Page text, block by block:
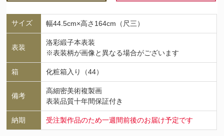
サイズ 幅44.5cm×高さ164cm（尺三）
表装
洛彩緞子本表装
※表装柄が画像と異なる場合がございます
箱 化粧箱入り（44）
備考
高細密美術複製画
表装品質十年間保証付き
納期 受注製作品のため一週間前後のお届け予定です